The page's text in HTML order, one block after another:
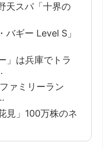
天スパ「十界の
バギー Level S」
」は兵庫でトラ
ァミリーラン
見」100万株のネ